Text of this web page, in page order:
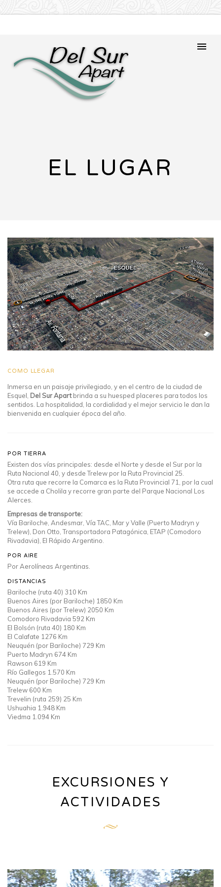
EL LUGAR
COMO LLEGAR
Inmersa en un paisaje privilegiado, y en el centro de la ciudad de
Esquel, Del Sur Apartbrinda a su huesped placeres para todos los
sentidos. La hospitalidad, la cordialidad y el mejor servicio le dan la
bienvenida en cualquier época del año.
POR TIERRA
Existen dos vías principales: desde el Norte y desde el Sur por la
Ruta Nacional 40, y desde Trelew por la Ruta Provincial 25.
Otra ruta que recorre la Comarca es la Ruta Provincial 71, por la cual
se accede a Cholila y recorre gran parte del Parque Nacional Los
Alerces.
Empresas de transporte:
Vía Bariloche, Andesmar, Vía TAC, Mar y Valle (Puerto Madryn y
Trelew), Don Otto, Transportadora Patagónica, ETAP (Comodoro
Rivadavia), El Rápido Argentino.
POR AIRE
Por Aerolíneas Argentinas.
DISTANCIAS
Bariloche (ruta 40) 310 Km
Buenos Aires (por Bariloche) 1850 Km
Buenos Aires (por Trelew) 2050 Km
Comodoro Rivadavia 592 Km
El Bolsón (ruta 40) 180 Km
El Calafate 1276 Km
Neuquén (por Bariloche) 729 Km
Puerto Madryn 674 Km
Rawson 619 Km
Río Gallegos 1.570 Km
Neuquén (por Bariloche) 729 Km
Trelew 600 Km
Trevelin (ruta 259) 25 Km
Ushuahia 1.948 Km
Viedma 1.094 Km
EXCURSIONES Y
ACTIVIDADES